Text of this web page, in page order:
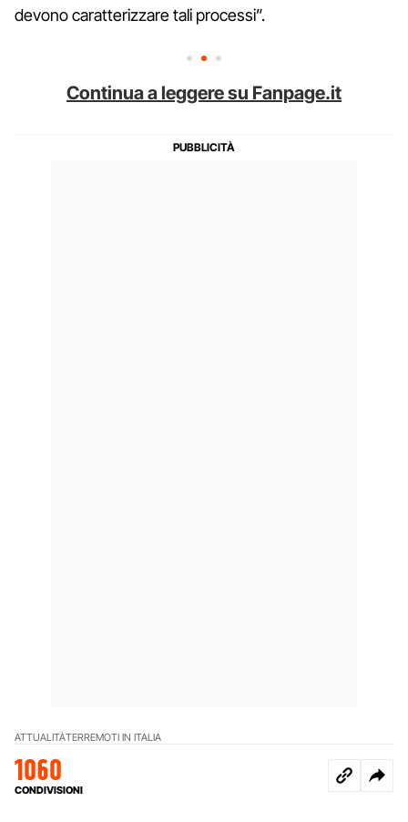
devono caratterizzare tali processi”.
Continua a leggere su Fanpage.it
ATTUALITÀTERREMOTI IN ITALIA
1060
CONDIVISIONI